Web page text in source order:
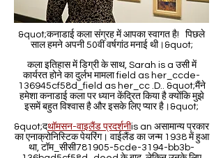
&quot;कनाडाई कला संग्रह में आपका स्वागत है! पिछले
साल हमने अपनी 50वीं वर्षगांठ मनाई थी।&quot;
कला इतिहास में डिग्री के साथ, Sarah is a उसी में
कार्यरत होने का दुर्लभ मामला field as her_ccde-
136945cf58d_field as her_cc .D.. &quot;मैंने
हमेशा कनाडाई कला पर ध्यान केंद्रित किया है क्योंकि मुझे
इसमें बहुत विश्वास है और इसके लिए प्यार है।&quot;
&quot;दथॉमसन-वाइलैंड प्रदर्शनीis an असामान्य प्रकार
का एनाक्रोनिस्टिक पेयरिंग। वाईलैंड का जन्म 1938 में हुआ
था, टॉम_सीसी781905-5cde-3194-bb3b-